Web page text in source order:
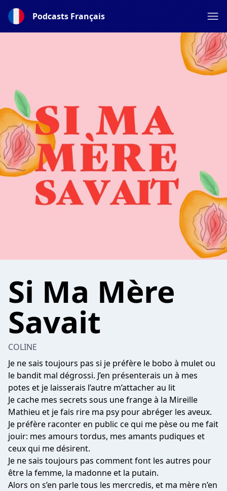
Podcasts Français
Si Ma Mère
Savait
COLINE
Je ne sais toujours pas si je préfère le bobo à mulet ou
le bandit mal dégrossi. J’en présenterais un à mes
potes et je laisserais l’autre m’attacher au lit
Je cache mes secrets sous une frange à la Mireille
Mathieu et je fais rire ma psy pour abréger les aveux.
Je préfère raconter en public ce qui me pèse ou me fait
jouir: mes amours tordus, mes amants pudiques et
ceux qui me désirent.
Je ne sais toujours pas comment font les autres pour
être la femme, la madonne et la putain.
Alors on s’en parle tous les mercredis, et ma mère n’en